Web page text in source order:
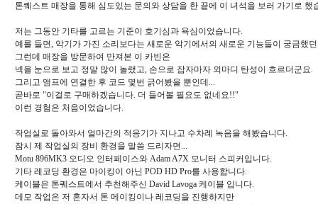
톤퀘스트 매장을 통해 심도있는 문의와 상담을 한 끝에 이 녀석을 보러 가기로 했
저는 그동안 기타를 고르는 기준이 호기심과 욕심이었습니다.
예를 들면, 악기가 가진 소리보다는 새로운 악기에서의 새로운 기능들이 궁금했던
그런데 매장을 방문하여 만져본 이 카빈은
넥을 눈으로 보고 정말 많이 놀랬고, 손으로 잡자마자 외마디 탄성이 흐르더군요.
그리고 앰프에 연결한 후 코드 몇번 긁어봤을 뿐인데...
곧바로 "이걸로 구매하겠습니다. 더 들어볼 필요도 없네요!!"
이런 경험은 처음이었습니다.
작업실로 돌아와서 얼마간의 적응기가 지나고 수차례 녹음을 해봤습니다.
잠시 제 작업실의 장비 환경을 말씀 드리자면...
Motu 896MK3 오디오 인터페이스와 Adam A7X 모니터 스피커입니다.
기타 레코딩 환경은 마이킹이 아닌 POD HD Pro를 사용합니다.
케이블은 톤퀘스트에서 추천해주신 David Lavoga 케이블 입니다.
데모 작업은 저 혼자서 톤 메이킹이나 레코딩을 진행하지만